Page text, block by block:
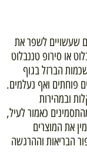
שעשויים לשפר את
או סירופ טננבלוט
הברזל בגוף
פוחתים ואף נעלמים.
ובמהירות
כאמור לעיל,
את המוצרים
הבריאות וההרגשה